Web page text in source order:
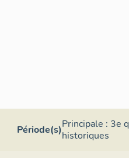
Période(s)Principale : 3e
historiques